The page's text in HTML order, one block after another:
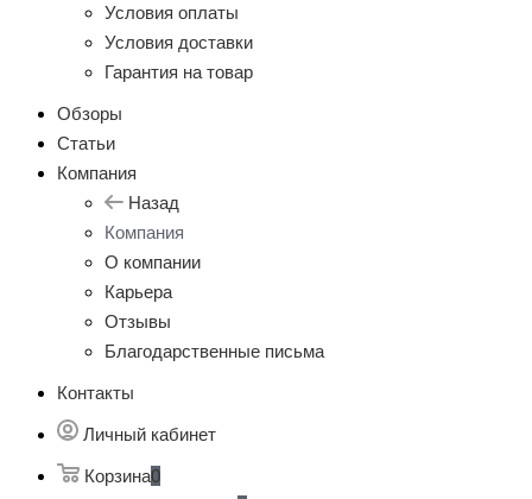
Условия оплаты
Условия доставки
Гарантия на товар
Обзоры
Статьи
Компания
Назад
Компания
О компании
Карьера
Отзывы
Благодарственные письма
Контакты
Личный кабинет
Корзина0